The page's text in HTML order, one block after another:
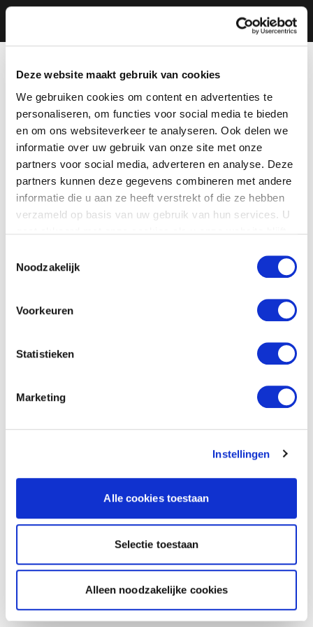
Deze website maakt gebruik van cookies
We gebruiken cookies om content en advertenties te
personaliseren, om functies voor social media te bieden
en om ons websiteverkeer te analyseren. Ook delen we
informatie over uw gebruik van onze site met onze
partners voor social media, adverteren en analyse. Deze
partners kunnen deze gegevens combineren met andere
informatie die u aan ze heeft verstrekt of die ze hebben
verzameld op basis van uw gebruik van hun services. U
Noodzakelijk
Voorkeuren
Statistieken
Marketing
Instellingen
Alle cookies toestaan
Selectie toestaan
Alleen noodzakelijke cookies